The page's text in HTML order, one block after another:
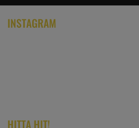
INSTAGRAM
HITTA HIT!